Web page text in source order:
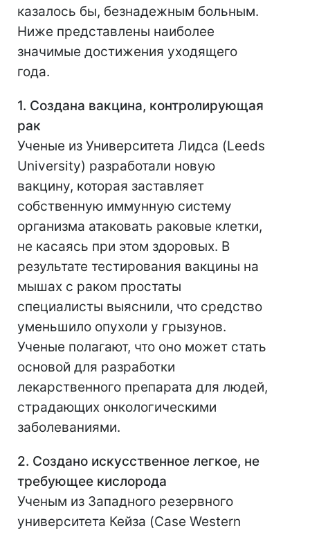
казалось бы, безнадежным больным.
Ниже представлены наиболее
значимые достижения уходящего
года.
1. Создана вакцина, контролирующая
рак
Ученые из Университета Лидса (Leeds
University) разработали новую
вакцину, которая заставляет
собственную иммунную систему
организма атаковать раковые клетки,
не касаясь при этом здоровых. В
результате тестирования вакцины на
мышах с раком простаты
специалисты выяснили, что средство
уменьшило опухоли у грызунов.
Ученые полагают, что оно может стать
основой для разработки
лекарственного препарата для людей,
страдающих онкологическими
заболеваниями.
2. Создано искусственное легкое, не
требующее кислорода
Ученым из Западного резервного
университета Кейза (Case Western